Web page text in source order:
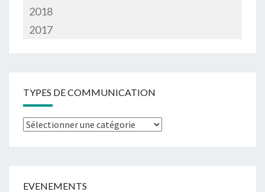
2018
2017
TYPES DE COMMUNICATION
Types
EVENEMENTS